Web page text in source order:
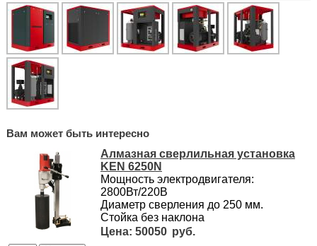
Вам может быть интересно
Алмазная сверлильная установка
KEN 6250N
Мощность электродвигателя:
2800Вт/220В
Диаметр сверления до 250 мм.
Стойка без наклона
50050